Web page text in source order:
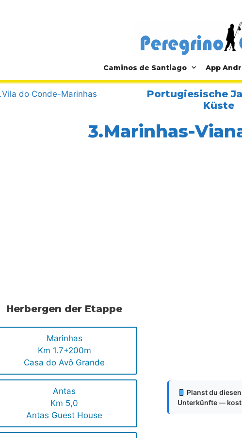
Caminos de Santiago App
do Conde-Marinhas
Portugiesische
Küste
3.Marinhas-
Herbergen der Etappe
Marinhas
Km 1.7+200m
Casa do Avô Grande
Antas
Km 5,0
Antas Guest House
Planst du
Unterkünfte —